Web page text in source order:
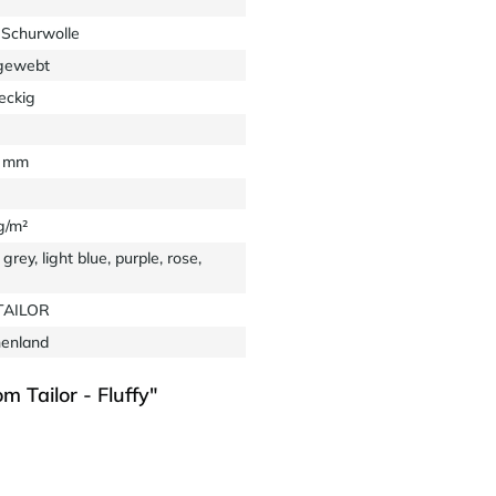
m²
light blue, purple, rose,
Tailor - Fluffy"